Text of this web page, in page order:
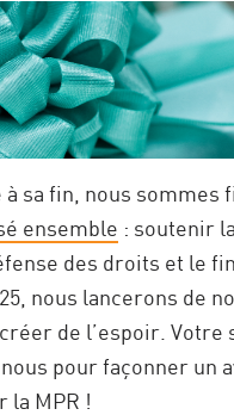
à sa fin, nous
ensemble : soutenir
des droits et le
nous lancerons de
de l’espoir. Votre
pour façonner un
la MPR !